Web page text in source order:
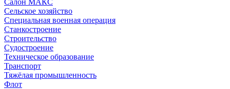
Сельское хозяйство
Специальная военная операция
Станкостроение
Строительство
Судостроение
Техническое образование
Транспорт
Тяжёлая промышленность
Флот